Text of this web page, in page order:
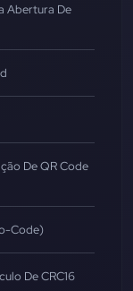
Abertura De
De QR Code
Code)
De CRC16